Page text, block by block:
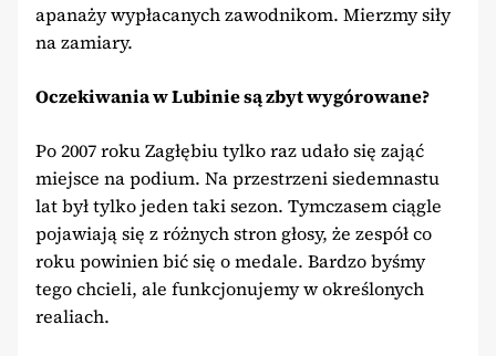
apanaży wypłacanych zawodnikom. Mierzmy siły
na zamiary.
Oczekiwania w Lubinie są zbyt wygórowane?
Po 2007 roku Zagłębiu tylko raz udało się zająć
miejsce na podium. Na przestrzeni siedemnastu
lat był tylko jeden taki sezon. Tymczasem ciągle
pojawiają się z różnych stron głosy, że zespół co
roku powinien bić się o medale. Bardzo byśmy
tego chcieli, ale funkcjonujemy w określonych
realiach.